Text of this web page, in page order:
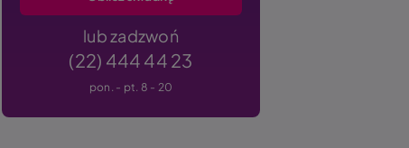
lub zadzwoń
(22) 444 44 23
pon. - pt. 8 - 20